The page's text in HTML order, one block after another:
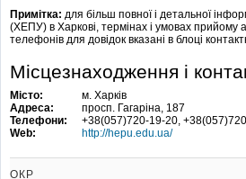
Примітка: для більш повної і детальної
(ХЕПУ) в Харкові, термінах і умовах прийому
телефонів для довідок вказані в блоці
Місцезнаходження і
Місто:
м. Харків
Адреса:
просп. Гагаріна, 187
Телефони:
+38(057)720-19-20,
Web:
http://hepu.edu.ua/
ОКР